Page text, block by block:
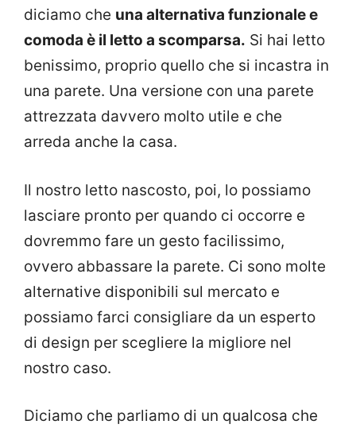
diciamo che una alternativa funzionale e
comoda è il letto a scomparsa. Si hai letto
benissimo, proprio quello che si incastra in
una parete. Una versione con una parete
attrezzata davvero molto utile e che
arreda anche la casa.
Il nostro letto nascosto, poi, lo possiamo
lasciare pronto per quando ci occorre e
dovremmo fare un gesto facilissimo,
ovvero abbassare la parete. Ci sono molte
alternative disponibili sul mercato e
possiamo farci consigliare da un esperto
di design per scegliere la migliore nel
nostro caso.
Diciamo che parliamo di un qualcosa che